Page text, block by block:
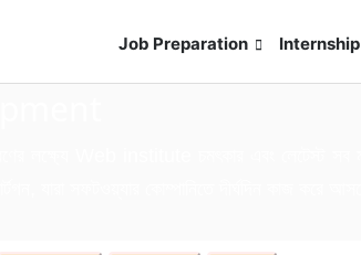
Job Preparation Internship